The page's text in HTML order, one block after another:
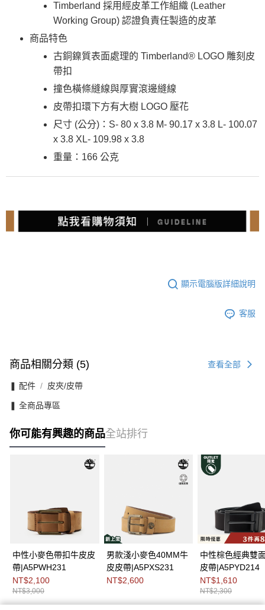
Timberland 採用經皮革工作組織 (Leather
Working Group) 認證負責任製造的皮革
商品特色
古銅鎳質表面處理的 Timberland® LOGO 雕刻皮
帶扣
撞色橫條縫線與厚實滾邊縫線
皮帶扣環下方有大樹 LOGO 壓花
尺寸 (公分)：S- 80 x 3.8 M- 90.17 x 3.8 L- 100.07
x 3.8 XL- 109.98 x 3.8
重量：166 公克
顯示電腦版詳細說明
客服
商品相關分類 (5) 查看全部
❚ 配件 皮夾/皮帶
❚ 全商品專區
你可能有興趣的商品全站排行
中性小麥色帶扣牛皮皮
帶|A5PWH231
NT$2,100
NT$3,000
男款淺小麥色40MM牛
皮皮帶|A5PXS231
NT$2,600
中性棕色經典雙
皮帶|A5PYD214
NT$1,610
NT$2,300